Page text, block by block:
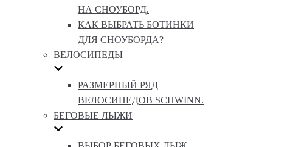
НА СНОУБОРД.
КАК ВЫБРАТЬ БОТИНКИ
ДЛЯ СНОУБОРДА?
ВЕЛОСИПЕДЫ
РАЗМЕРНЫЙ РЯД
ВЕЛОСИПЕДОВ SCHWINN.
БЕГОВЫЕ ЛЫЖИ